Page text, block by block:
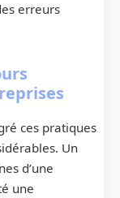
erreurs
ces pratiques
Un
d’une
une